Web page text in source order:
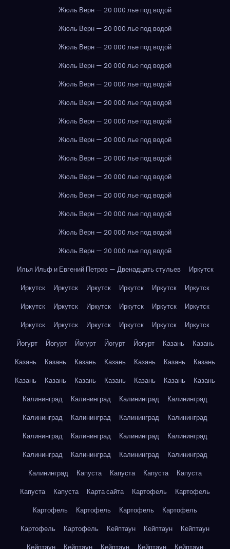
Жюль Верн — 20 000 лье под водой
Жюль Верн — 20 000 лье под водой
Жюль Верн — 20 000 лье под водой
Жюль Верн — 20 000 лье под водой
Жюль Верн — 20 000 лье под водой
Жюль Верн — 20 000 лье под водой
Жюль Верн — 20 000 лье под водой
Жюль Верн — 20 000 лье под водой
Жюль Верн — 20 000 лье под водой
Жюль Верн — 20 000 лье под водой
Жюль Верн — 20 000 лье под водой
Жюль Верн — 20 000 лье под водой
Жюль Верн — 20 000 лье под водой
Жюль Верн — 20 000 лье под водой
Илья Ильф и Евгений Петров — Двенадцать стульев
Иркутск
Иркутск
Иркутск Иркутск Иркутск Иркутск
Иркутск
Иркутск
Иркутск Иркутск Иркутск Иркутск
Иркутск
Иркутск
Иркутск Иркутск Иркутск Иркутск
Иркутск
Йогурт
Йогурт Йогурт Йогурт Йогурт Казань
Казань
Казань
Казань Казань Казань Казань Казань
Казань
Казань
Казань Казань Казань Казань Казань
Казань
Калининград
Калининград Калининград
Калининград
Калининград
Калининград Калининград
Калининград
Калининград
Калининград Калининград
Калининград
Калининград
Калининград Калининград
Калининград
Калининград
Капуста Капуста Капуста
Капуста
Капуста
Капуста Карта сайта Картофель
Картофель
Картофель
Картофель Картофель
Картофель
Картофель
Картофель Кейптаун Кейптаун
Кейптаун